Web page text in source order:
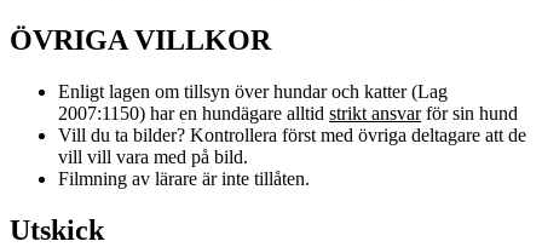
ÖVRIGA VILLKOR
Enligt lagen om tillsyn över hundar och katter (Lag
2007:1150) har en hundägare alltid strikt ansvarför sin hund
Vill du ta bilder? Kontrollera först med övriga deltagare att de
vill vill vara med på bild.
Filmning av lärare är inte tillåten.
Utskick